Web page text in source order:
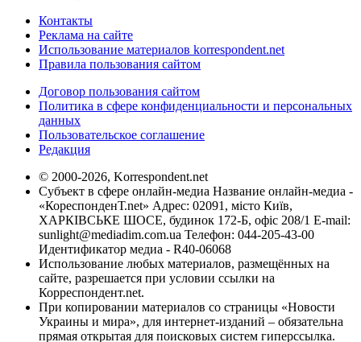
Контакты
Реклама на сайте
Использование материалов korrespondent.net
Правила пользования сайтом
Договор пользования сайтом
Политика в сфере конфиденциальности и персональных
данных
Пользовательское соглашение
Редакция
© 2000-2026, Korrespondent.net
Субъект в сфере онлайн-медиа Название онлайн-медиа -
«КореспонденТ.net» Адрес: 02091, місто Київ,
ХАРКІВСЬКЕ ШОСЕ, будинок 172-Б, офіс 208/1 E-mail:
sunlight@mediadim.com.ua Телефон: 044-205-43-00
Идентификатор медиа - R40-06068
Использование любых материалов, размещённых на
сайте, разрешается при условии ссылки на
Корреспондент.net.
При копировании материалов со страницы «Новости
Украины и мира», для интернет-изданий – обязательна
прямая открытая для поисковых систем гиперссылка.